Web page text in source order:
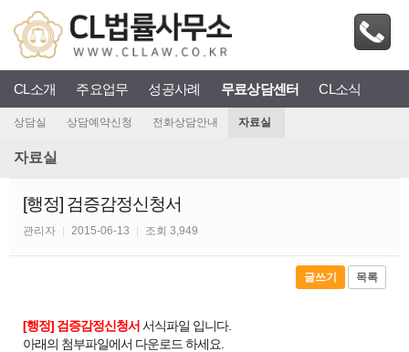
CL소개 주요업무 성공사례 무료상담센터 CL소식
상담실 상담예약신청 전화상담안내 자료실
자료실
[행정] 검증감정신청서
관리자 | 2015-06-13 | 조회 3,949
글쓰기 목록
[행정] 검증감정신청서서식파일 입니다.
아래의 첨부파일에서 다운로드 하세요.